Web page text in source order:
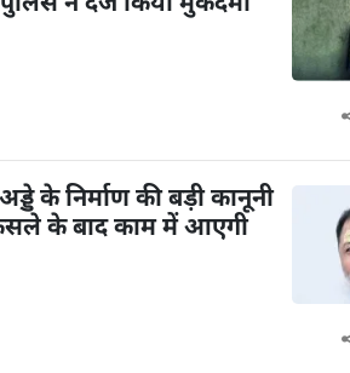
के निर्माण की बड़ी कानूनी
फैसले के बाद काम में आएगी